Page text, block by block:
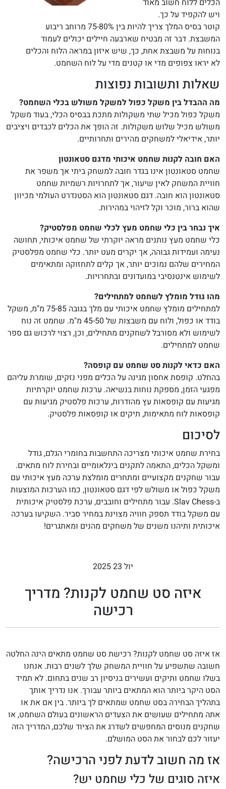
הכלים ללוח חשוב מאוד
ויש להקפיד על כך.
קוטר בסיס המלך צריך להיות בין 75-80% מרוחב ריבוע
המשבצת. דבר זה מבטיח שארבעה חיילים יכולים לעמוד
בנוחות על משבצת אחת, כך, שיש איזון במראה הלוח והכלים
לא יראו צפופים מדי או קטנים מדי על לוח השחמט.
שאלות ותשובות נפוצות
מה ההבדל בין משקל כפול למשקל משולש בכלי השחמט?
משקל כפול מכיל שתי משקולות מתכת בבסיס הכלי, בעוד משקל
משולש מכיל שלוש משקולות. זה הופך את הכלים לכבדים ויציבים
יותר, אידיאלי למשחקים מהירים ותחרותיים.
האם חובה לקנות שחמט איכותי מדגם סטאונטון
שחמט סטאונטון אינו בגדר חובה למשחק ביתי אך משפר את
חוויית המשחק לאין שיעור, אך לתחרויות רשמיות שחמט
סטאונטון הוא חובה. דגם סטאונטון הוא הסטנדרט העולמי מכיוון
שהוא ברור, מוכר וקל לזיהוי במהירות.
איך נבחר בין כלי שחמט מעץ לכלי שחמט מפלסטיק?
כלי שחמט מעץ נותנים מראה יוקרתי של שחמט איכותי, תחושה
נעימה ועמידות גבוהה, אך יקרים מעט יותר. כלי שחמט מפלסטיק
המחירים שלהם נמוכים יותר, אך קלים לתחזוקה ומתאימים
לשימוש אינטנסיבי במועדונים ובתחרויות.
מהו גודל מומלץ לשחמט למתחילים?
למתחילים מומלץ שחמט איכותי עם מלך בגובה 75-85 מ"מ, משקל
בודד או כפול, ולוח עם משבצות של 45-50 מ"מ. שחמט זה נוח
לשימוש ולא מסורבל לשחקנים מתחילים, וכן, רצוי לרכוש גם ספר
שחמט למתחילים.
האם כדאי לקנות סט שחמט עם קופסה?
בהחלט. קופסת אחסון מגינה על הכלים מפני נזקים, שומרת עליהם
מפגעי הזמן, מספקת נוחות בנשיאה. ערכות שחמט יוקרתיות
מגיעות עם קופסאות עץ מהודרות, ערכות פלסטיק מגיעות עם
קופסאות לוח מתאימות, תיקים או קופסאות פלסטיק.
לסיכום
בחירת שחמט איכותי מצריכה התחשבות בחומרי הגלם, גודל
ומשקל הכלים, התאמה לתקנים בינלאומיים ובחירת לוח מתאים.
עבור שחקנים מקצועיים ומתחרים מומלצת ערכה מעץ איכותי עם
משקל כפול או משולש לפי דגם סטאונטון, כמו הערכות המוצעות
ב-Slav Chess. עבור מתחילים וחובבים, ערכת פלסטיק איכותית
עם משקל בודד תספק חוויה מצוינת במחיר סביר. השקיעו בערכה
איכותית ותיהנו משנים של משחקים מהנים ומאתגרים!
יול 23 2025
איזה סט שחמט לקנות? מדריך
רכישה
אז איזה סט שחמט לקנות? רכישת סט שחמט מתאים הינה החלטה
חשובה שתשפיע על חוויית המשחק שלך לשנים רבות. אנחנו
בשלו שחמט ותיקים ועשירים בניסיון רב שנים בתחום. לא תמיד
הסט היקר ביותר הוא המתאים ביותר עבורך. אנו נדריך אותך
בתהליך הבחירה בסט שחמט שמתאים לך ביותר. בין אם את או
אתה מתחילים שעושים את הצעדים הראשונים בעולם השחמט, או
שחקנים מנוסים המחפשים לשדרג את הציוד שלכם, המדריך הזה
יעזור לכם לבחור את הסט המושלם.
אז מה חשוב לדעת לפני הרכישה?
איזה סוגים של כלי שחמט יש?